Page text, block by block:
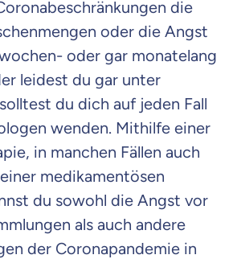
die
oder die Angst
oder gar monatelang
leidest du gar unter
du dich auf jeden Fall
wenden. Mithilfe einer
in manchen Fällen auch
medikamentösen
du sowohl die Angst vor
als auch andere
der Coronapandemie in